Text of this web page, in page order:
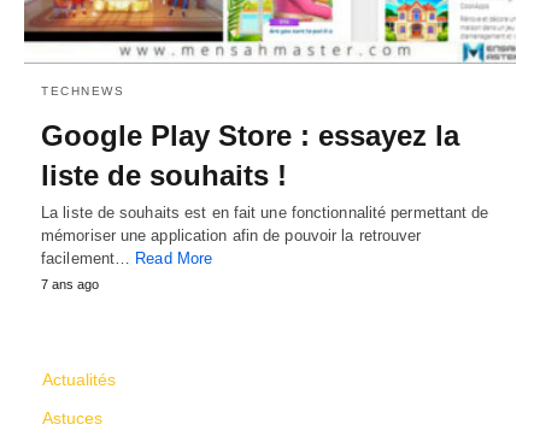
TECHNEWS
Google Play Store : essayez la
liste de souhaits !
La liste de souhaits est en fait une fonctionnalité permettant de
mémoriser une application afin de pouvoir la retrouver
facilement… Read More
7 ans ago
Actualités
Astuces